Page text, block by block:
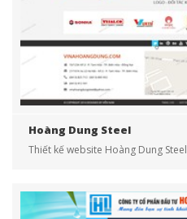
Hoàng Dung Steel
Thiết kế website Hoàng Dung Steel